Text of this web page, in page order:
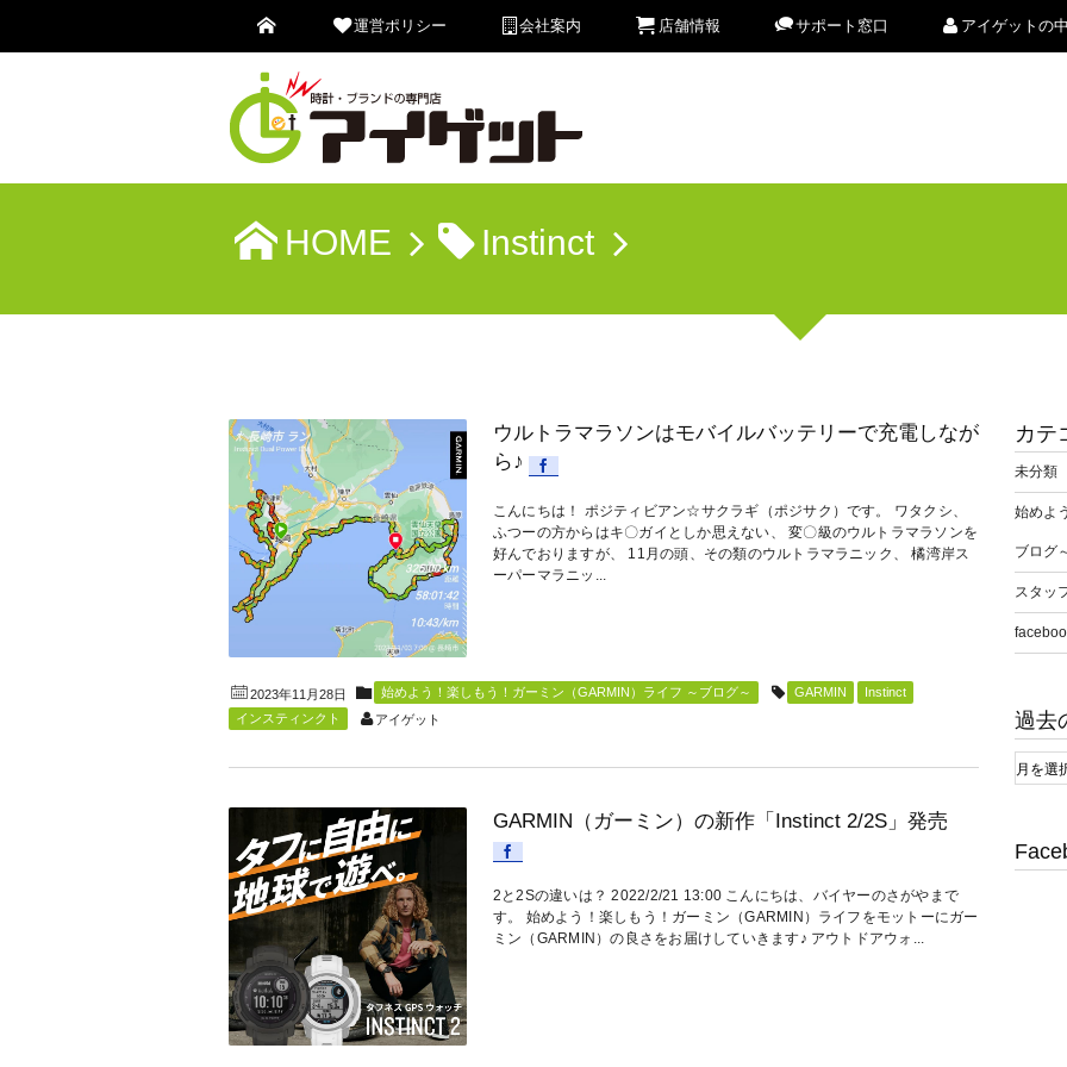
運営ポリシー 会社案内 店舗情報 サポート窓口 アイゲットの
HOME Instinct
ウルトラマラソンはモバイルバッテリーで充電しなが
ら♪
こんにちは！ ポジティビアン☆サクラギ（ポジサク）です。 ワタクシ、
ふつーの方からはキ〇ガイとしか思えない、 変〇級のウルトラマラソンを
好んでおりますが、 11月の頭、その類のウルトラマラニック、 橘湾岸ス
ーパーマラニッ...
2023年11月28日 始めよう！楽しもう！ガーミン（GARMIN）ライフ ～ブログ～ GARMIN
Instinct
インスティンクト
アイゲット
GARMIN（ガーミン）の新作「Instinct 2/2S」発売
2と2Sの違いは？ 2022/2/21 13:00 こんにちは、バイヤーのさがやまで
す。 始めよう！楽しもう！ガーミン（GARMIN）ライフをモットーにガー
ミン（GARMIN）の良さをお届けしていきます♪ アウトドアウォ...
カテ
未分類
始めよ
ブログ
スタッ
過去